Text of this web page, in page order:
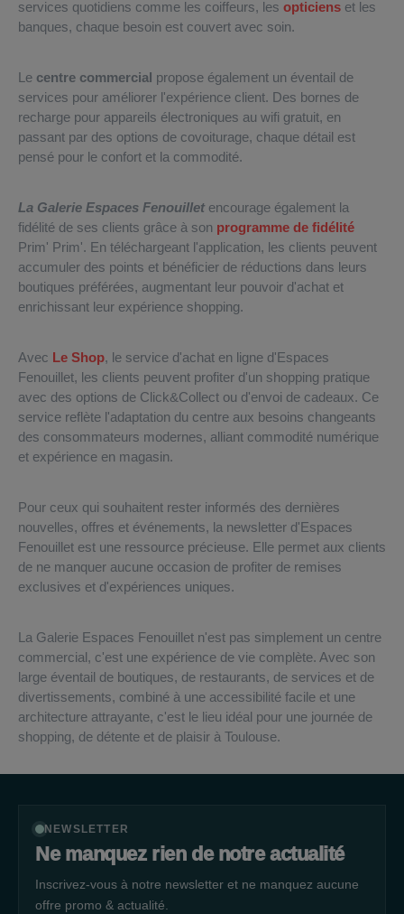
services quotidiens comme les coiffeurs, les opticiens et les
banques, chaque besoin est couvert avec soin.
Le centre commercial propose également un éventail de
services pour améliorer l'expérience client. Des bornes de
recharge pour appareils électroniques au wifi gratuit, en
passant par des options de covoiturage, chaque détail est
pensé pour le confort et la commodité.
La Galerie Espaces Fenouillet encourage également la
fidélité de ses clients grâce à son programme de fidélité
Prim' Prim'. En téléchargeant l'application, les clients peuvent
accumuler des points et bénéficier de réductions dans leurs
boutiques préférées, augmentant leur pouvoir d'achat et
enrichissant leur expérience shopping.
Avec Le Shop, le service d'achat en ligne d'Espaces
Fenouillet, les clients peuvent profiter d'un shopping pratique
avec des options de Click&Collect ou d'envoi de cadeaux. Ce
service reflète l'adaptation du centre aux besoins changeants
des consommateurs modernes, alliant commodité numérique
et expérience en magasin.
Pour ceux qui souhaitent rester informés des dernières
nouvelles, offres et événements, la newsletter d'Espaces
Fenouillet est une ressource précieuse. Elle permet aux clients
de ne manquer aucune occasion de profiter de remises
exclusives et d'expériences uniques.
La Galerie Espaces Fenouillet n'est pas simplement un centre
commercial, c'est une expérience de vie complète. Avec son
large éventail de boutiques, de restaurants, de services et de
divertissements, combiné à une accessibilité facile et une
architecture attrayante, c'est le lieu idéal pour une journée de
shopping, de détente et de plaisir à Toulouse.
NEWSLETTER
Ne manquez rien de notre actualité
Inscrivez-vous à notre newsletter et ne manquez aucune
offre promo & actualité.